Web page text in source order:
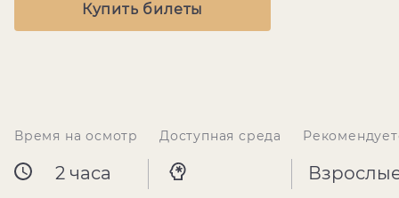
Купить билеты
Время на осмотр
2 часа
Доступная среда